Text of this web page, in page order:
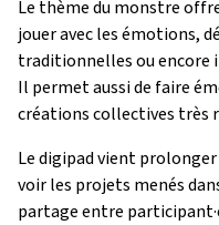
Le thème du monstre
jouer avec les émotions,
traditionnelles ou encore
Il permet aussi de faire
créations collectives très
Le digipad vient
voir les projets menés
partage entre